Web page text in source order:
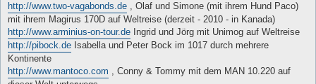
http://www.two-vagabonds.de , Olaf und Simone (mit ihrem Hund Paco)
mit ihrem Magirus 170D auf Weltreise (derzeit - 2010 - in Kanada)
http://www.arminius-on-tour.de Ingrid und Jörg mit Unimog auf Weltreise
http://pibock.de Isabella und Peter Bock im 1017 durch mehrere
Kontinente
http://www.mantoco.com , Conny & Tommy mit dem MAN 10.220 auf